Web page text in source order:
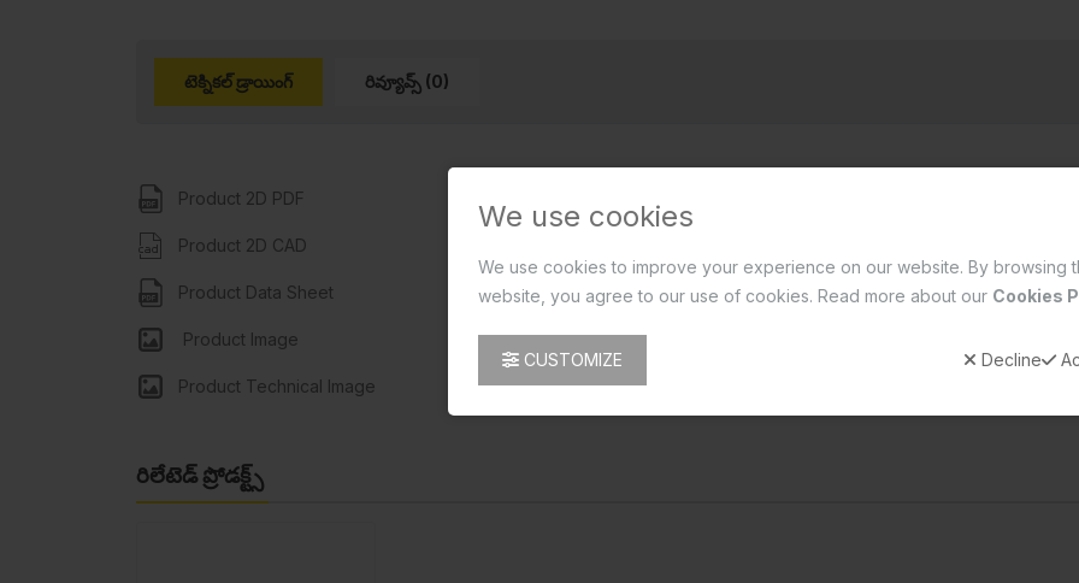
We use cookies
We use cookies to improve your experience on our website. By browsing
website, you agree to our use of cookies. Read more about our Cookies
CUSTOMIZE Decline
టెక్నికల్ డ్రాయింగ్ రివ్యూవ్స్ (0)
Product 2D PDF
Product 2D CAD
Product Data Sheet
Product Image
Product Technical Image
రిలేటెడ్ ప్రోడక్ట్స్